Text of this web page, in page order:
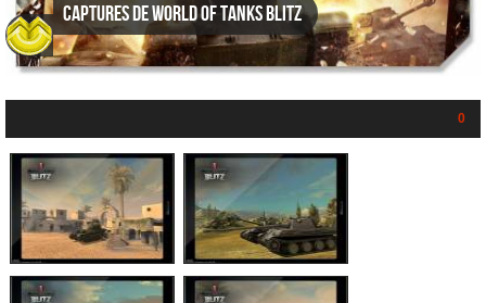
Captures de World of Tanks Blitz
0